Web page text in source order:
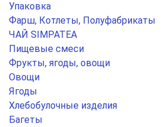
Упаковка
Фарш, Котлеты, Полуфабрикаты
ЧАЙ SIMPATEA
Пищевые смеси
Фрукты, ягоды, овощи
Овощи
Ягоды
Хлебобулочные изделия
Багеты